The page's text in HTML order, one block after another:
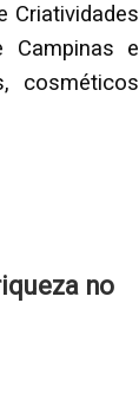
Criatividades
Campinas e
cosméticos
no